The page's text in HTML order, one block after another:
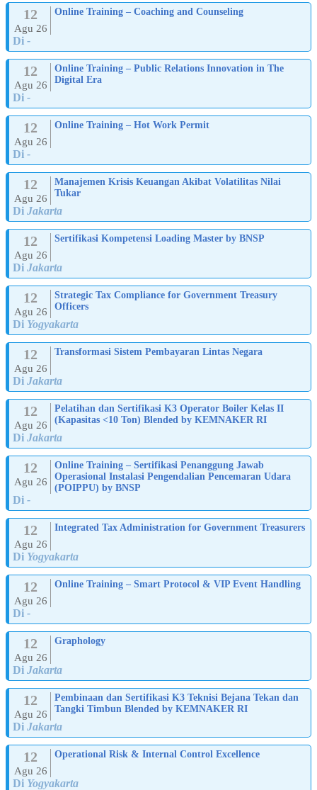
12
Agu 26
Online Training – Coaching and Counseling
Di -
12
Agu 26
Online Training – Public Relations Innovation in The
Digital Era
Di -
12
Agu 26
Online Training – Hot Work Permit
Di -
12
Agu 26
Manajemen Krisis Keuangan Akibat Volatilitas Nilai
Tukar
Di Jakarta
12
Agu 26
Sertifikasi Kompetensi Loading Master by BNSP
Di Jakarta
12
Agu 26
Strategic Tax Compliance for Government Treasury
Officers
Di Yogyakarta
12
Agu 26
Transformasi Sistem Pembayaran Lintas Negara
Di Jakarta
12
Agu 26
Pelatihan dan Sertifikasi K3 Operator Boiler Kelas II
(Kapasitas <10 Ton) Blended by KEMNAKER RI
Di Jakarta
12
Agu 26
Online Training – Sertifikasi Penanggung Jawab
Operasional Instalasi Pengendalian Pencemaran Udara
(POIPPU) by BNSP
Di -
12
Agu 26
Integrated Tax Administration for Government Treasurers
Di Yogyakarta
12
Agu 26
Online Training – Smart Protocol & VIP Event Handling
Di -
12
Agu 26
Graphology
Di Jakarta
12
Agu 26
Pembinaan dan Sertifikasi K3 Teknisi Bejana Tekan dan
Tangki Timbun Blended by KEMNAKER RI
Di Jakarta
12
Agu 26
Operational Risk & Internal Control Excellence
Di Yogyakarta